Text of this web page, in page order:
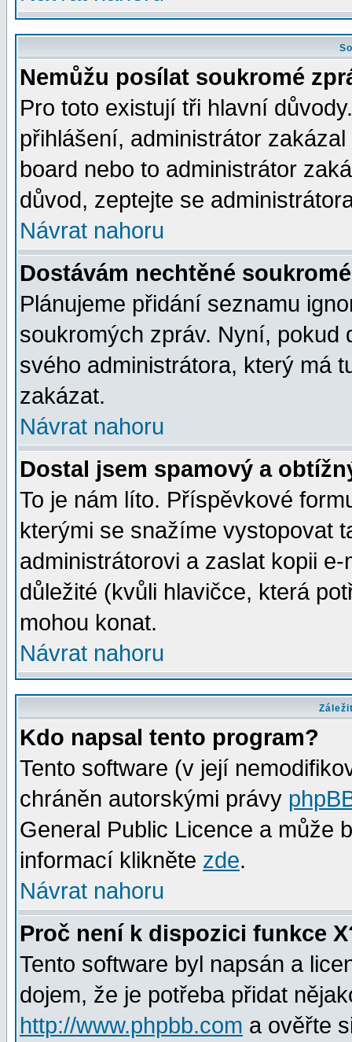
Nemůžu posílat soukromé
Pro toto existují tři hlavní
přihlášení, administrátor
board nebo to administrátor
důvod, zeptejte se
Návrat nahoru
Dostávám nechtěné
Plánujeme přidání seznamu
soukromých zpráv. Nyní, pokud
svého administrátora, který má
zakázat.
Návrat nahoru
Dostal jsem spamový a
To je nám líto. Příspěvkové
kterými se snažíme vystopovat
administrátorovi a zaslat kopii
důležité (kvůli hlavičce, která
mohou konat.
Návrat nahoru
Kdo napsal tento program?
Tento software (v její
chráněn autorskými právy
General Public Licence a může
informací klikněte zde.
Návrat nahoru
Proč není k dispozici funkce
Tento software byl napsán a
dojem, že je potřeba přidat
http://www.phpbb.com a ověřte